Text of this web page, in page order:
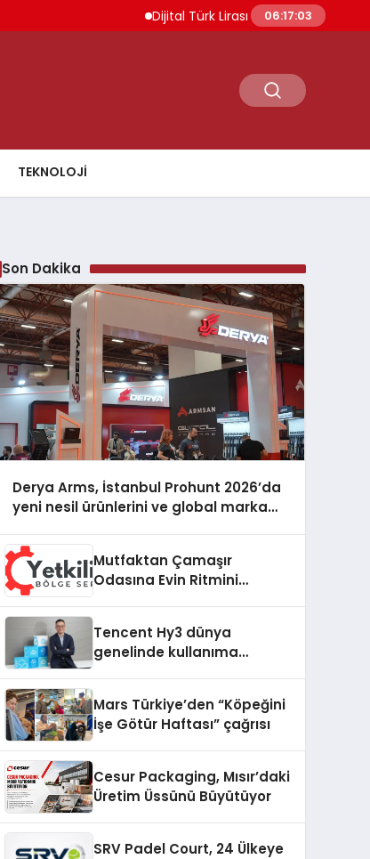
Dijital Türk Lirası Projesi Başvuru
06:17:04
TEKNOLOJI
Son Dakika
Derya Arms, İstanbul Prohunt 2026’da
yeni nesil ürünlerini ve global marka
Mutfaktan Çamaşır
Odasına Evin Ritmini
Destek Deneyimi
Tencent Hy3 dünya
genelinde kullanıma
Mars Türkiye’den “Köpeğini
İşe Götür Haftası” çağrısı
Cesur Packaging, Mısır’daki
Üretim Üssünü Büyütüyor
SRV Padel Court, 24 Ülkeye